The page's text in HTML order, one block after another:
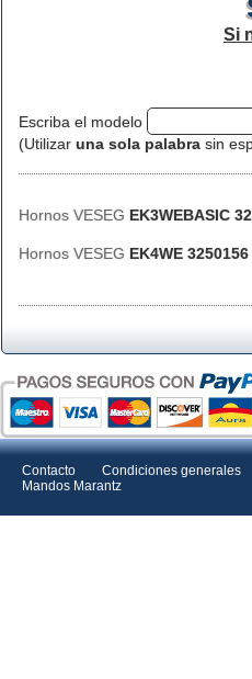
Si
Escriba el modelo
(Utilizar una sola palabra sin
Hornos VESEG EK3WEBASIC
Hornos VESEG EK4WE 3250156
Contacto Condiciones generales
Mandos Marantz